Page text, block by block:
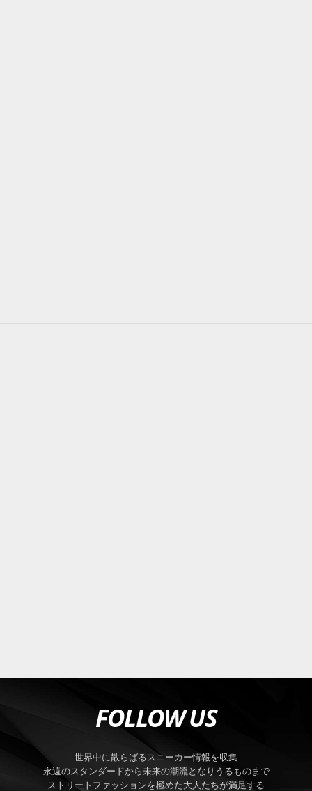
FOLLOW US
世界中に散らばるスニーカー情報を収集
永遠のスタンダードから未来の潮流となりうるものまで
ストリートファッションを極めた大人たちが満足する